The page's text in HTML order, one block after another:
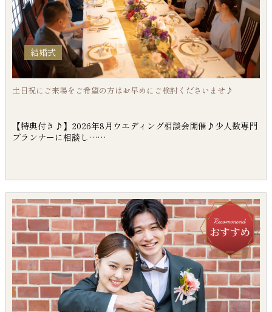
結婚式
土日祝にご来場をご希望の方はお早めにご検討くださいませ♪
【特典付き♪】2026年8月ウエディング相談会開催♪少人数専門
プランナーに相談し……